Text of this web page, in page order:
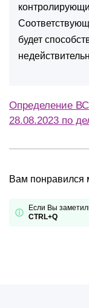
будет
Определение
28.08.2023 по
Вам понравился
Если Вы
CTRL+Q